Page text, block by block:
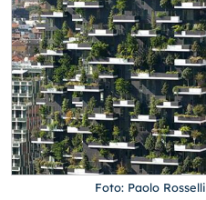
Foto: Paolo Rosselli